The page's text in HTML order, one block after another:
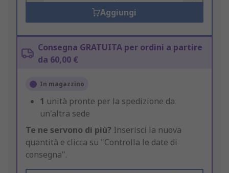
Aggiungi
Consegna GRATUITA per ordini a partire
da 60,00 €
In magazzino
1 unità pronte per la spedizione da
un'altra sede
Te ne servono di più? Inserisci la nuova
quantità e clicca su "Controlla le date di
consegna".